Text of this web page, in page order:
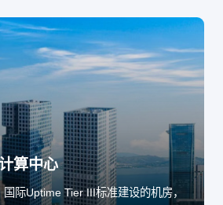
算中心
际Uptime Tier III标准建设的机房，